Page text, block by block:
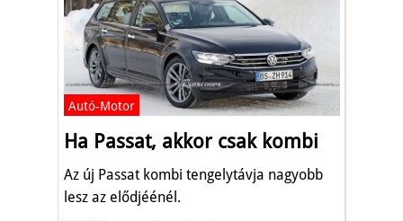
Autó-Motor
Ha Passat, akkor csak kombi
Az új Passat kombi tengelytávja nagyobb
lesz az elődjéénél.